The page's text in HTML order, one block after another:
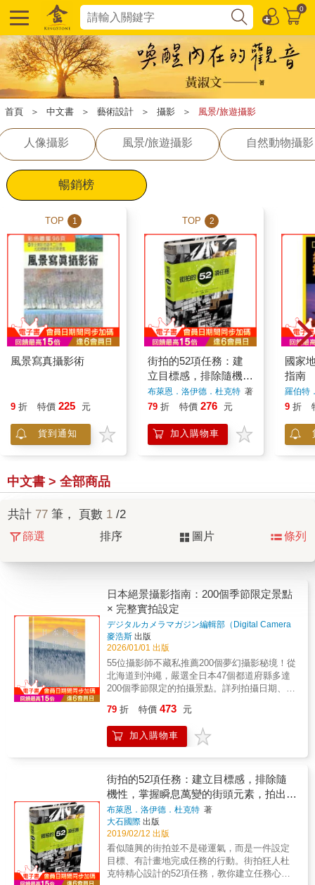
0
首頁 ＞ 中文書 ＞ 藝術設計 ＞ 攝影 ＞ 風景/旅遊攝影
人像攝影 風景/旅遊攝影 自然動物攝影
暢銷榜
TOP 1
風景寫真攝影術
9 折 特價 225 元
貨到通知
TOP 2
街拍的52項任務：建
立目標感，排除隨機
性，掌握瞬息萬變的街
頭元素，拍出意涵豐富
布萊恩．洛伊德．杜克特 著
79 折 特價 276 元
加入購物車
國家
指南
羅伯特
9 折
中文書 > 全部商品
共計 77 筆， 頁數 1 /2
篩選 排序 圖片 條列
日本絕景攝影指南：200個季節限定景點
× 完整實拍設定
デジタルカメラマガジン編輯部（Digital Camera
Magazine Editorial Team）
麥浩斯 出版
2026/01/01 出版
55位攝影師不藏私推薦200個夢幻攝影秘境！從
北海道到沖繩，嚴選全日本47個都道府縣多達
200個季節限定的拍攝景點。詳列拍攝日期、時
點的 QR Code，以簡潔優美的文字描述景點特
色、何時順逆光、適合拍攝時段、角度等攝影
注意事項，完整網羅55位攝影師為捕捉絕景所
得實用的拍攝資訊，這是一本讓人盡情欣賞日
本四季之美的風景攝影指南。 每張照片都提供
詳細資訊和技巧，你也可以拍出跟攝影師一樣
的美景！Point1標示拍攝時刻：有助於掌握風
景的極盛時期與光線狀態。Point2 標示相機設
定：包括光圈、快門、焦距、有無使用底片、
偏光鏡、減光鏡等技巧。Point3 標示拍攝地
點：掃描QR code，就會在Google Maps上顯
示出實際拍攝的位置。
79 折 特價 473 元
加入購物車
街拍的52項任務：建立目標感，排除隨
機性，掌握瞬息萬變的街頭元素，拍出意
涵豐富的城市風景
布萊恩．洛伊德．杜克特 著
大石國際 出版
2019/02/12 出版
看似隨興的街拍並不是碰運氣，而是一件設定
目標、有計畫地完成任務的行動。街拍狂人杜
克特精心設計的52項任務，教你建立任務心